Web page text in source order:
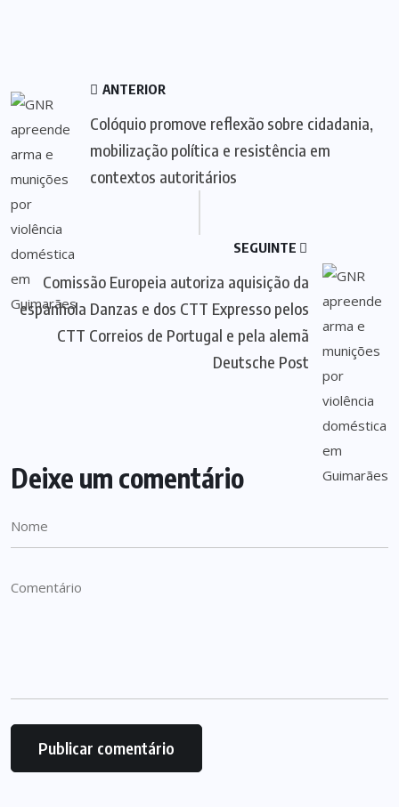
ANTERIOR
Colóquio promove reflexão sobre cidadania,
mobilização política e resistência em
contextos autoritários
SEGUINTE
Comissão Europeia autoriza aquisição da
espanhola Danzas e dos CTT Expresso pelos
CTT Correios de Portugal e pela alemã
Deutsche Post
Deixe um comentário